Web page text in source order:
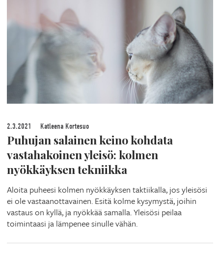
2.3.2021 Katleena Kortesuo
Puhujan salainen keino kohdata
vastahakoinen yleisö: kolmen
nyökkäyksen tekniikka
Aloita puheesi kolmen nyökkäyksen taktiikalla, jos yleisösi
ei ole vastaanottavainen. Esitä kolme kysymystä, joihin
vastaus on kyllä, ja nyökkää samalla. Yleisösi peilaa
toimintaasi ja lämpenee sinulle vähän.